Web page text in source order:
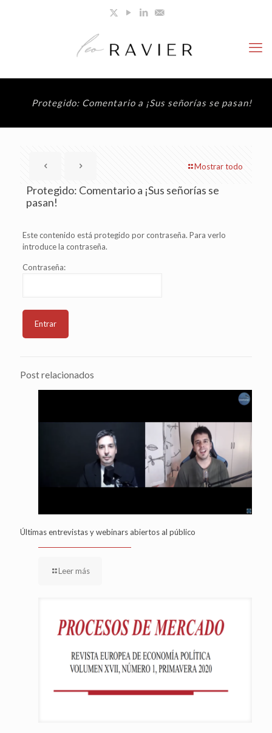
Protegido: Comentario a ¡Sus señorías se pasan!
Mostrar todo
Protegido: Comentario a ¡Sus señorías se
pasan!
Este contenido está protegido por contraseña. Para verlo
introduce la contraseña.
Contraseña:
Post relacionados
Últimas entrevistas y webinars abiertos al público
Leer más